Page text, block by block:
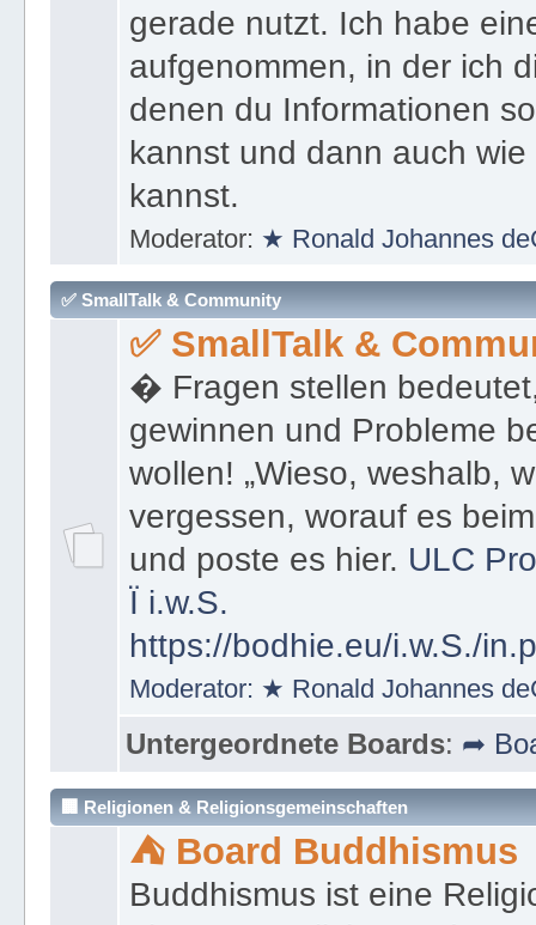
gerade nutzt. Ich habe
aufgenommen, in der ich
denen du Informationen
kannst und dann auch
kannst.
Moderator: ★ Ronald Johannes
✅ SmallTalk & Community
✅ SmallTalk &
� Fragen stellen
gewinnen und Probleme
wollen! „Wieso, weshalb,
vergessen, worauf es
und poste es hier. ULC
Ï i.w.S.
https://bodhie.eu/i.w.S./
Moderator: ★ Ronald Johannes
Untergeordnete Boards: ➦
🏢 Religionen & Religionsgemeinschaften
⛺ Board Buddhismus
Buddhismus ist eine